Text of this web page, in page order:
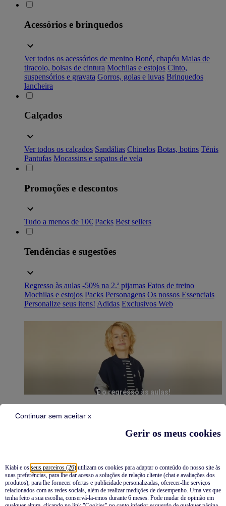
Gerir os meus cookies
Kiabi e os seus parceiros (26) utilizam os cookies para adaptar o conteúdo do nosso site às
suas preferências, para lhe dar acesso a soluções de relação cliente (chat e avaliações dos
produtos), para lhe fornecer ofertas e publicidade personalizadas, oferecer-lhe serviços
relacionados com as redes sociais, além de realizar medições de desempenho. Uma vez que
tenha feito a sua escolha, conservá-la-emos durante 6 meses. Pode mudar de opinião em
Continuar sem aceitar x
Acessórios e brinquedos
Ver todos os acessórios de menino Boné, chapéu Malas de
tiracolo, bolsas de cintura Mochilas e estojos Cinto,
suspensórios e gravata Gorros, golas e luvas Brinquedos
lancheira
Calçados
Ver todos os calçados Sandálias Chinelos Botas, botins Ténis
Pantufas Mocassins e sapatos de vela
Promoções e descontos
Tudo a menos de 10€ Packs Best sellers
Tendências e sugestões
Regresso às aulas -50% na 2.ª pijamas Fatos de treino
Mochilas e estojos Packs Personagens Os nossos Essenciais
Personalize seus itens! Adidas Exclusivos Web
É o regresso às aulas!
Pijamas
Novidades